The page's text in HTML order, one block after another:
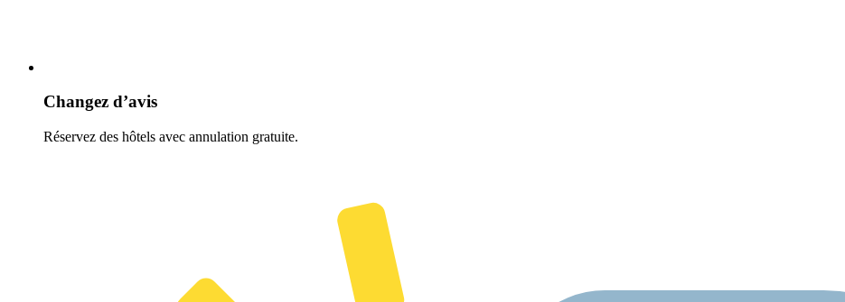
Changez d’avis
Réservez des hôtels avec annulation gratuite.